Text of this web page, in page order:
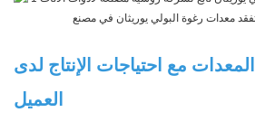
مع احتياجات الإنتاج لدى
العميل